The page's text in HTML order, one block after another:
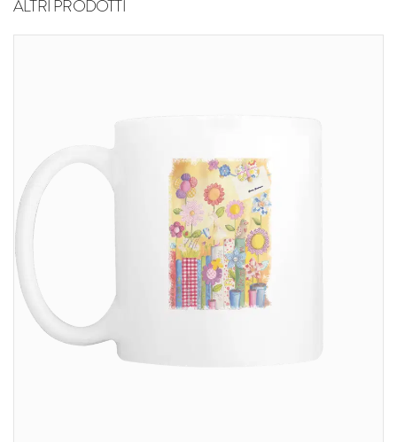
ALTRI PRODOTTI